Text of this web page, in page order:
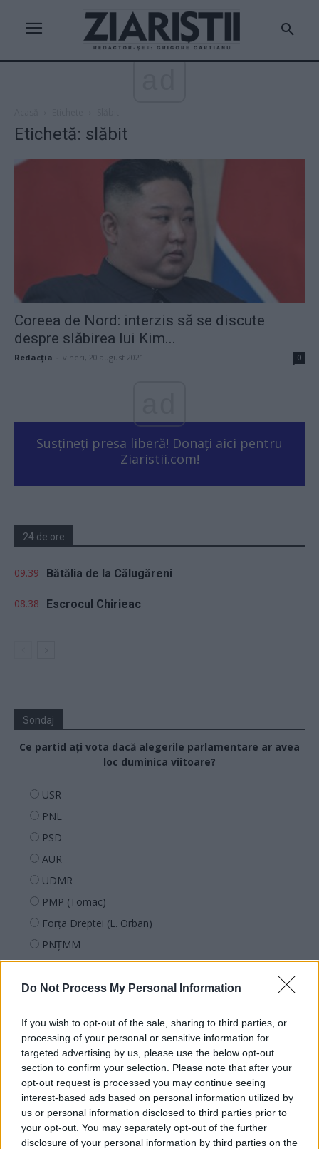
Do Not Process My Personal Information
If you wish to opt-out of the sale, sharing to third parties, or
processing of your personal or sensitive information for
targeted advertising by us, please use the below opt-out
section to confirm your selection. Please note that after your
opt-out request is processed you may continue seeing
interest-based ads based on personal information utilized by
us or personal information disclosed to third parties prior to
your opt-out. You may separately opt-out of the further
disclosure of your personal information by third parties on the
Etichetă: slăbit
Coreea de Nord: interzis să se discute
despre slăbirea lui Kim...
Redacţia vineri, 20 august 2021 0
Susțineți presa liberă! Donați aici pentru
Ziaristii.com!
24 de ore
09.39 Bătălia de la Călugăreni
08.38 Escrocul Chirieac
Sondaj
Ce partid ați vota dacă alegerile parlamentare ar avea
loc duminica viitoare?
USR
PNL
PSD
AUR
UDMR
PMP (Tomac)
Forța Dreptei (L. Orban)
PNȚMM
REPER
SENS
POT (Gavrilă)
PACE (Peia)
Acțiunea Conservatoare (Târziu)
PDF (Lazarus)
PUSL (D. Voiculescu)
PNȚCD (Pavelescu)